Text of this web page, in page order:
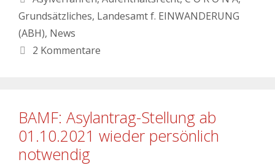
Grundsätzliches, Landesamt f. EINWANDERUNG
(ABH), News
2 Kommentare
BAMF: Asylantrag-Stellung ab
01.10.2021 wieder persönlich
notwendig